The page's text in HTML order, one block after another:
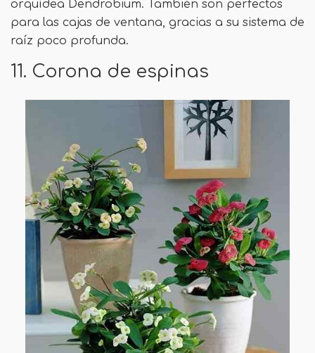
orquídea Dendrobium. También son perfectos
para las cajas de ventana, gracias a su sistema de
raíz poco profunda.
11. Corona de espinas